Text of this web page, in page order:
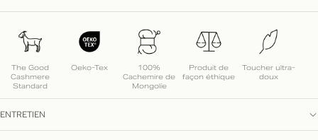
The Good
Cashmere
Standard
Oeko-Tex
100%
Cachemire de
Mongolie
Produit de
façon éthique
Toucher ultra-
doux
ENTRETIEN